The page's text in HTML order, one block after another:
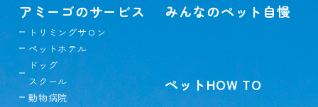
アミーゴのサービス
トリミングサロン
ペットホテル
ドッグ
スクール
動物病院
みんなのペット自慢
ペットHOW TO